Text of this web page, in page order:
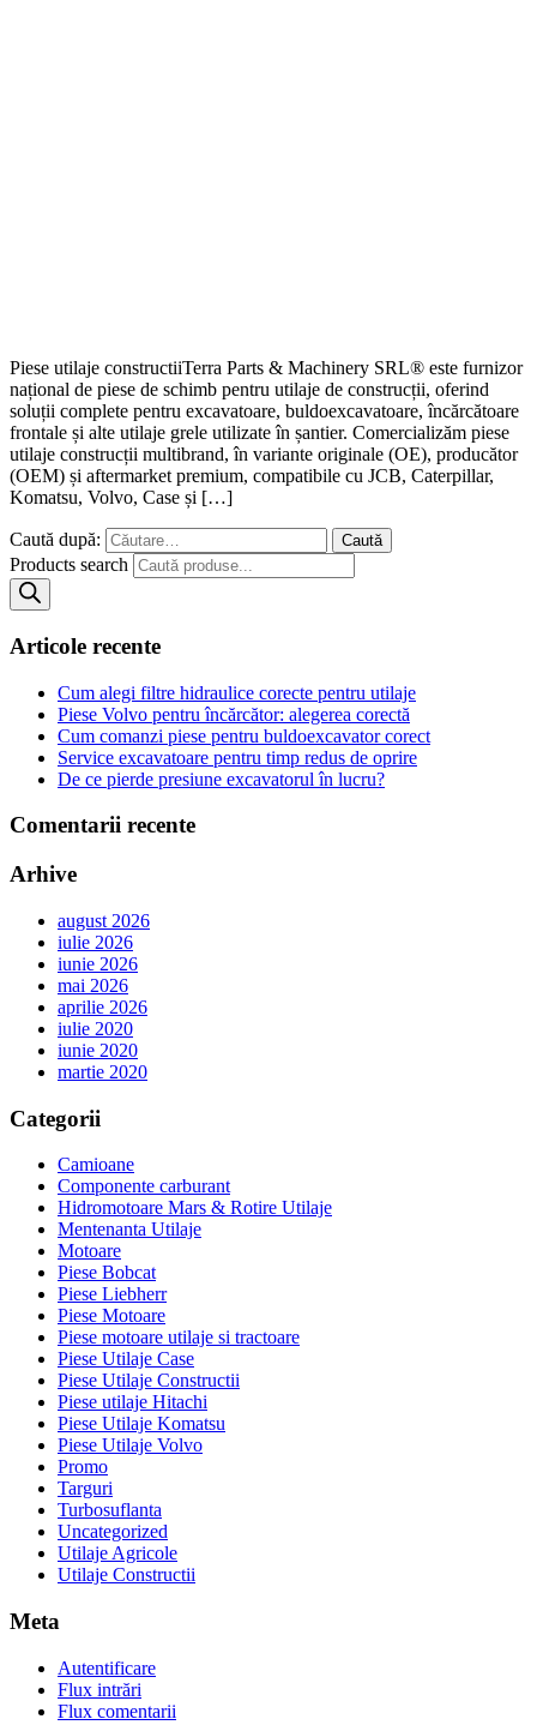
Piese utilaje constructiiTerra Parts & Machinery SRL® este furnizor
național de piese de schimb pentru utilaje de construcții, oferind
soluții complete pentru excavatoare, buldoexcavatoare, încărcătoare
frontale și alte utilaje grele utilizate în șantier. Comercializăm piese
utilaje construcții multibrand, în variante originale (OE), producător
(OEM) și aftermarket premium, compatibile cu JCB, Caterpillar,
Komatsu, Volvo, Case și […]
Caută după:
Products search
Articole recente
Cum alegi filtre hidraulice corecte pentru utilaje
Piese Volvo pentru încărcător: alegerea corectă
Cum comanzi piese pentru buldoexcavator corect
Service excavatoare pentru timp redus de oprire
De ce pierde presiune excavatorul în lucru?
Comentarii recente
Arhive
august 2026
iulie 2026
iunie 2026
mai 2026
aprilie 2026
iulie 2020
iunie 2020
martie 2020
Categorii
Camioane
Componente carburant
Hidromotoare Mars & Rotire Utilaje
Mentenanta Utilaje
Motoare
Piese Bobcat
Piese Liebherr
Piese Motoare
Piese motoare utilaje si tractoare
Piese Utilaje Case
Piese Utilaje Constructii
Piese utilaje Hitachi
Piese Utilaje Komatsu
Piese Utilaje Volvo
Promo
Targuri
Turbosuflanta
Uncategorized
Utilaje Agricole
Utilaje Constructii
Meta
Autentificare
Flux intrări
Flux comentarii